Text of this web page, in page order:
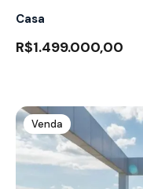
Casa
R$1.499.000,00
Venda